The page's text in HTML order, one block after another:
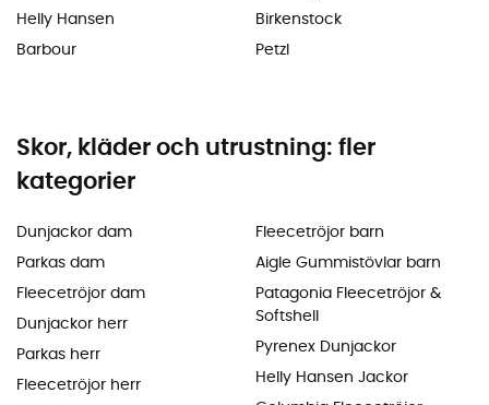
Helly Hansen
Barbour
Birkenstock
Petzl
Skor, kläder och utrustning: fler
kategorier
Dunjackor dam
Parkas dam
Fleecetröjor dam
Dunjackor herr
Parkas herr
Fleecetröjor herr
Fleecetröjor barn
Aigle Gummistövlar barn
Patagonia Fleecetröjor &
Softshell
Pyrenex Dunjackor
Helly Hansen Jackor